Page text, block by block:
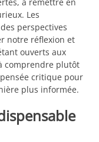
à remettre en
Les
perspectives
notre réflexion et
ouverts aux
comprendre plutôt
critique pour
plus informée.